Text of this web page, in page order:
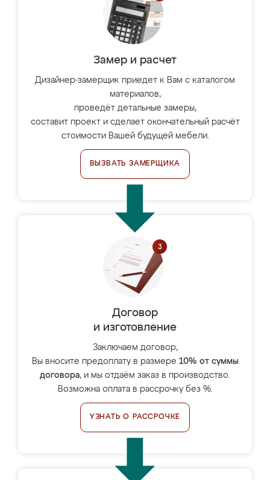
Замер и расчет
Дизайнер-замерщик приедет к Вам с каталогом
материалов,
проведёт детальные замеры,
составит проект и сделает окончательный расчёт
стоимости Вашей будущей мебели.
ВЫЗВАТЬ ЗАМЕРЩИКА
Договор
и изготовление
Заключаем договор,
Вы вносите предоплату в размере 10% от суммы
договора, и мы отдаём заказ в производство.
Возможна оплата в рассрочку без %.
УЗНАТЬ О РАССРОЧКЕ